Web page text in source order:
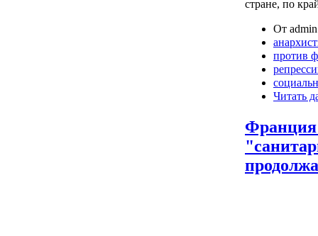
стране, по
От
против
Читать